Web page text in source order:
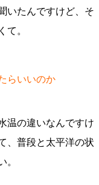
いたんですけど、そ
て。
らいいのか
温の違いなんですけ
、普段と太平洋の状
。